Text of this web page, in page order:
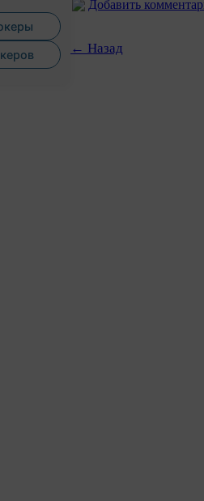
Добавить
← Назад